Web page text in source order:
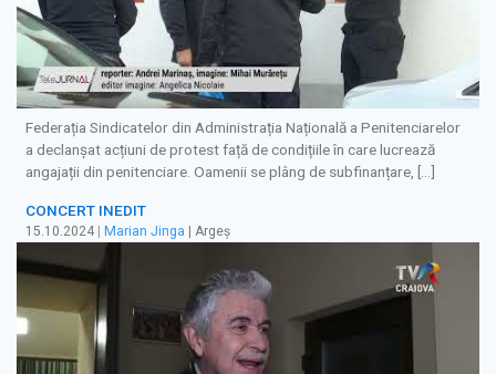
Federația Sindicatelor din Administrația Națională a Penitenciarelor
a declanșat acțiuni de protest față de condițiile în care lucrează
angajații din penitenciare. Oamenii se plâng de subfinanțare, […]
CONCERT INEDIT
15.10.2024 | Marian Jinga | Argeș